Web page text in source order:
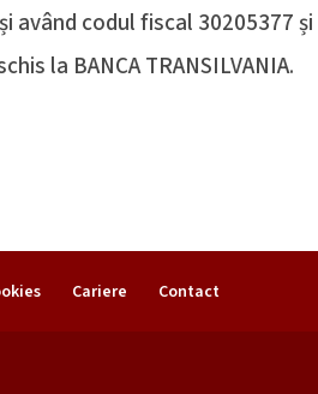
având codul fiscal 30205377
la BANCA TRANSILVANIA.
Cariere Contact